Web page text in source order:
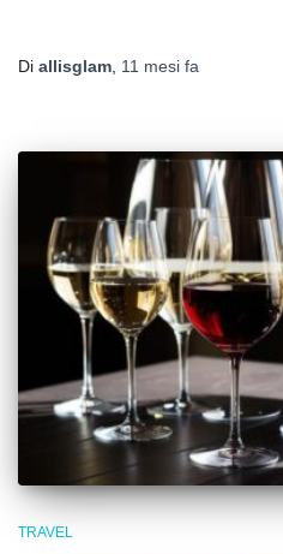
Di allisglam 11 mesi fa
TRAVEL